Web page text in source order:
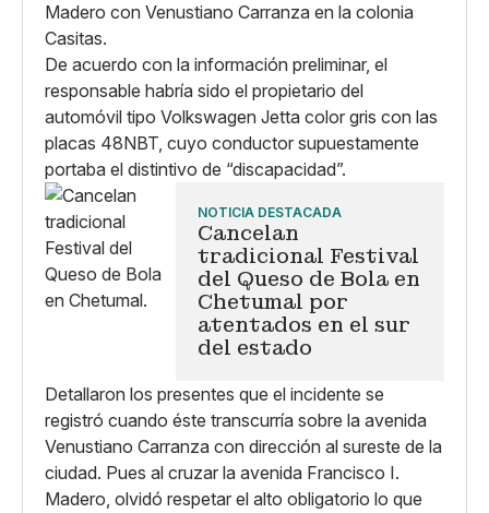
Madero con Venustiano Carranza en la colonia
Casitas.
De acuerdo con la información preliminar, el
responsable habría sido el propietario del
automóvil tipo Volkswagen Jetta color gris con las
placas 48NBT, cuyo conductor supuestamente
portaba el distintivo de “discapacidad”.
NOTICIA DESTACADA
Cancelan
tradicional Festival
del Queso de Bola en
Chetumal por
atentados en el sur
del estado
Detallaron los presentes que el incidente se
registró cuando éste transcurría sobre la avenida
Venustiano Carranza con dirección al sureste de la
ciudad. Pues al cruzar la avenida Francisco I.
Madero, olvidó respetar el alto obligatorio lo que